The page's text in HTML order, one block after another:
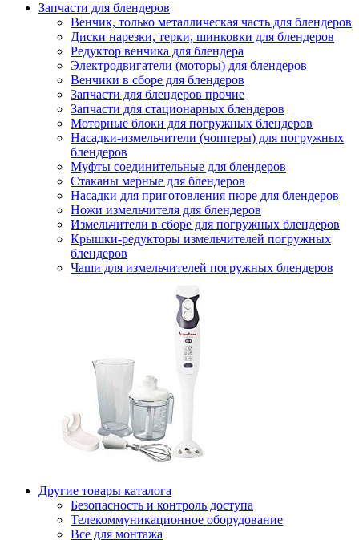
Запчасти для блендеров
Венчик, только металлическая часть для блендеров
Диски нарезки, терки, шинковки для блендеров
Редуктор венчика для блендера
Электродвигатели (моторы) для блендеров
Венчики в сборе для блендеров
Запчасти для блендеров прочие
Запчасти для стационарных блендеров
Моторные блоки для погружных блендеров
Насадки-измельчители (чопперы) для погружных
блендеров
Муфты соединительные для блендеров
Стаканы мерные для блендеров
Насадки для приготовления пюре для блендеров
Ножи измельчителя для блендеров
Измельчители в сборе для погружных блендеров
Крышки-редукторы измельчителей погружных
блендеров
Чаши для измельчителей погружных блендеров
Другие товары каталога
Безопасность и контроль доступа
Телекоммуникационное оборудование
Все для монтажа